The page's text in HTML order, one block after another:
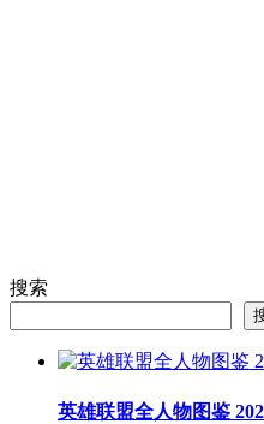
搜索
英雄联盟全人物图鉴